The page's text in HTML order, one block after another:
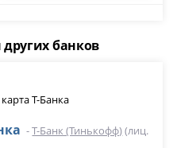
банков
-Т-Банк (Тинькофф)(лиц.